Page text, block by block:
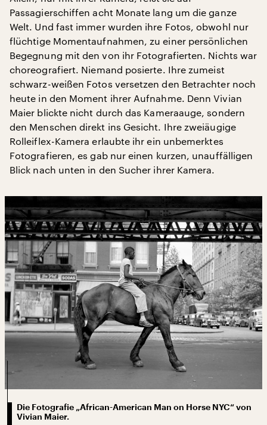
Passagierschiffen acht Monate lang um die ganze
Welt. Und fast immer wurden ihre Fotos, obwohl nur
flüchtige Momentaufnahmen, zu einer persönlichen
Begegnung mit den von ihr Fotografierten. Nichts war
choreografiert. Niemand posierte. Ihre zumeist
schwarz-weißen Fotos versetzen den Betrachter noch
heute in den Moment ihrer Aufnahme. Denn Vivian
Maier blickte nicht durch das Kameraauge, sondern
den Menschen direkt ins Gesicht. Ihre zweiäugige
Rolleiflex-Kamera erlaubte ihr ein unbemerktes
Fotografieren, es gab nur einen kurzen, unauffälligen
Blick nach unten in den Sucher ihrer Kamera.
Die Fotografie „African-American Man on Horse NYC“ von
Vivian Maier.